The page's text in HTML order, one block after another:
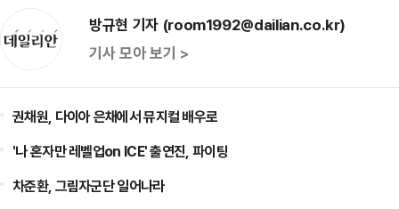
방규현 기자 (room1992@dailian.co.kr)
기사 모아 보기 >
권채원, 다이아 은채에서 뮤지컬 배우로
'나 혼자만 레벨업on ICE' 출연진, 파이팅
차준환, 그림자군단 일어나라